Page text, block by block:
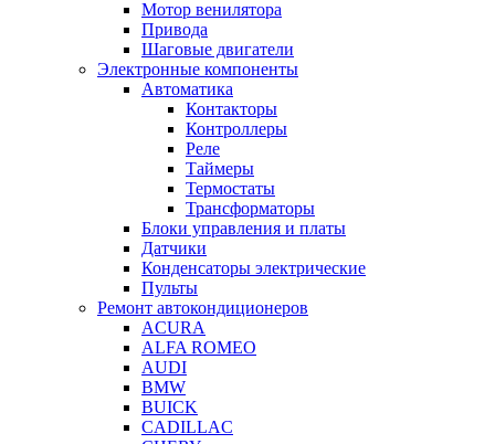
Мотор венилятора
Привода
Шаговые двигатели
Электронные компоненты
Автоматика
Контакторы
Контроллеры
Реле
Таймеры
Термостаты
Трансформаторы
Блоки управления и платы
Датчики
Конденсаторы электрические
Пульты
Ремонт автокондиционеров
ACURA
ALFA ROMEO
AUDI
BMW
BUICK
CADILLAC